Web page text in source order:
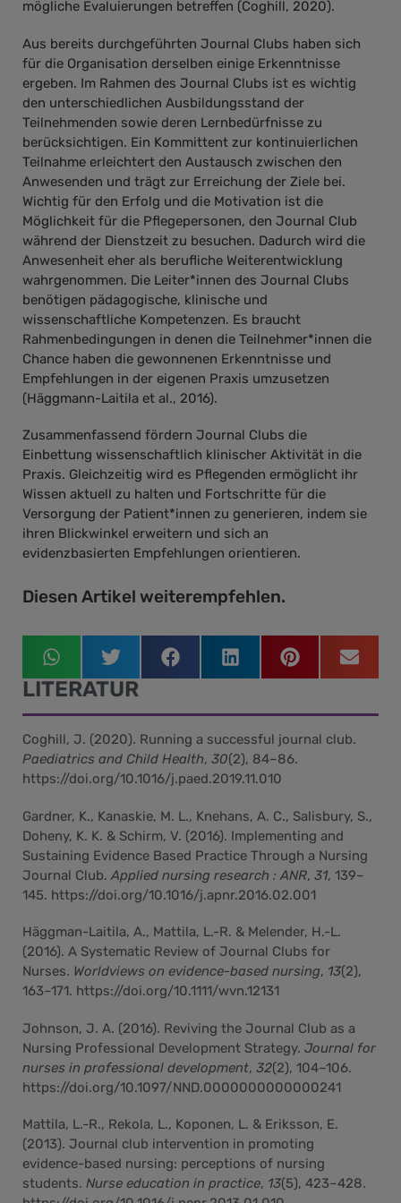
mögliche Evaluierungen betreffen (Coghill, 2020).
Aus bereits durchgeführten Journal Clubs haben sich
für die Organisation derselben einige Erkenntnisse
ergeben. Im Rahmen des Journal Clubs ist es wichtig
den unterschiedlichen Ausbildungsstand der
Teilnehmenden sowie deren Lernbedürfnisse zu
berücksichtigen. Ein Kommittent zur kontinuierlichen
Teilnahme erleichtert den Austausch zwischen den
Anwesenden und trägt zur Erreichung der Ziele bei.
Wichtig für den Erfolg und die Motivation ist die
Möglichkeit für die Pflegepersonen, den Journal Club
während der Dienstzeit zu besuchen. Dadurch wird die
Anwesenheit eher als berufliche Weiterentwicklung
wahrgenommen. Die Leiter*innen des Journal Clubs
benötigen pädagogische, klinische und
wissenschaftliche Kompetenzen. Es braucht
Rahmenbedingungen in denen die Teilnehmer*innen die
Chance haben die gewonnenen Erkenntnisse und
Empfehlungen in der eigenen Praxis umzusetzen
(Häggmann-Laitila et al., 2016).
Zusammenfassend fördern Journal Clubs die
Einbettung wissenschaftlich klinischer Aktivität in die
Praxis. Gleichzeitig wird es Pflegenden ermöglicht ihr
Wissen aktuell zu halten und Fortschritte für die
Versorgung der Patient*innen zu generieren, indem sie
ihren Blickwinkel erweitern und sich an
evidenzbasierten Empfehlungen orientieren.
Diesen Artikel weiterempfehlen.
LITERATUR
Coghill, J. (2020). Running a successful journal club.
Paediatrics and Child Health, 30(2), 84–86.
https://doi.org/10.1016/j.paed.2019.11.010
Gardner, K., Kanaskie, M. L., Knehans, A. C., Salisbury, S.,
Doheny, K. K. & Schirm, V. (2016). Implementing and
Sustaining Evidence Based Practice Through a Nursing
Journal Club.Applied nursing research : ANR, 31, 139–
145. https://doi.org/10.1016/j.apnr.2016.02.001
Häggman-Laitila, A., Mattila, L.-R. & Melender, H.-L.
(2016). A Systematic Review of Journal Clubs for
Nurses. Worldviews on evidence-based nursing, 13(2),
163–171. https://doi.org/10.1111/wvn.12131
Johnson, J. A. (2016). Reviving the Journal Club as a
Nursing Professional Development Strategy. Journal for
nurses in professional development, 32(2), 104–106.
https://doi.org/10.1097/NND.0000000000000241
Mattila, L.-R., Rekola, L., Koponen, L. & Eriksson, E.
(2013). Journal club intervention in promoting
evidence-based nursing: perceptions of nursing
students. Nurse education in practice, 13(5), 423–428.